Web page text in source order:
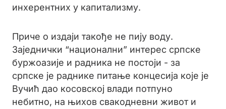
инхерентних у капитализму.
Приче о издаји такође не пију воду.
Заједнички “национални” интерес српске
буржоазије и радника не постоји - за
српске је раднике питање концесија које је
Вучић дао косовској влади потпуно
небитно, на њихов свакодневни живот и